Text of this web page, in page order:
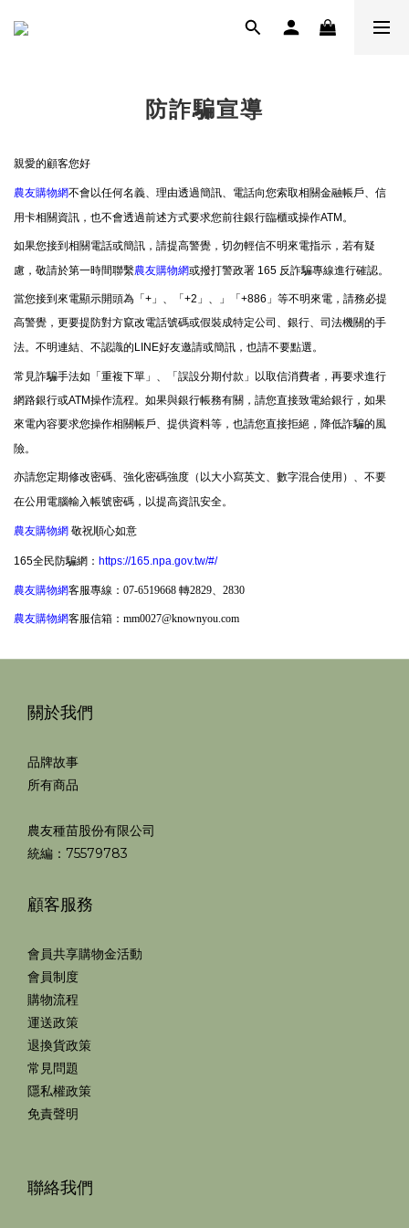
防詐騙宣導
親愛的顧客您好
農友購物網不會以任何名義、理由透過簡訊、電話向您索取相關金融帳戶、信
用卡相關資訊，也不會透過前述方式要求您前往銀行臨櫃或操作ATM。
如果您接到相關電話或簡訊，請提高警覺，切勿輕信不明來電指示，若有疑
慮，敬請於第一時間聯繫農友購物網或撥打警政署 165 反詐騙專線進行確認。
當您接到來電顯示開頭為「+」、「+2」、」「+886」等不明來電，請務必提
高警覺，更要提防對方竄改電話號碼或假裝成特定公司、銀行、司法機關的手
法。不明連結、不認識的LINE好友邀請或簡訊，也請不要點選。
常見詐騙手法如「重複下單」、「誤設分期付款」以取信消費者，再要求進行
網路銀行或ATM操作流程。如果與銀行帳務有關，請您直接致電給銀行，如果
來電內容要求您操作相關帳戶、提供資料等，也請您直接拒絕，降低詐騙的風
險。
亦請您定期修改密碼、強化密碼強度（以大小寫英文、數字混合使用）、不要
在公用電腦輸入帳號密碼，以提高資訊安全。
農友購物網 敬祝順心如意
165全民防騙網： https://165.npa.gov.tw/#/
農友購物網客服專線： 07-6519668 轉2829、2830
農友購物網客服信箱： mm0027@knownyou.com
關於我們
品牌故事
所有商品
農友種苗股份有限公司
統編：75579783
顧客服務
會員共享購物金活動
會員制度
購物流程
運送政策
退換貨政策
常見問題
隱私權政策
免責聲明
聯絡我們